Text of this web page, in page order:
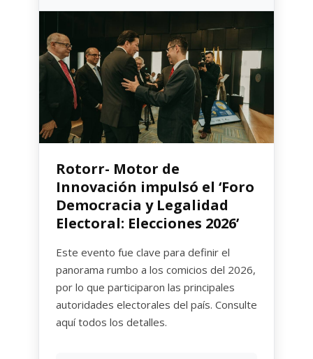
Rotorr- Motor de
Innovación impulsó el ‘Foro
Democracia y Legalidad
Electoral: Elecciones 2026’
Este evento fue clave para definir el
panorama rumbo a los comicios del 2026,
por lo que participaron las principales
autoridades electorales del país. Consulte
aquí todos los detalles.